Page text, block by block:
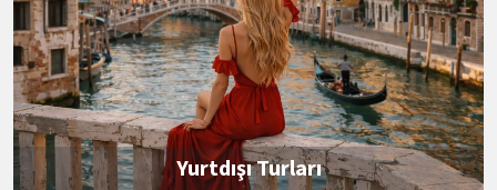
Yurtdışı Turları